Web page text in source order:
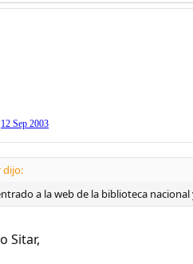
12 Sep 2003
dijo:
a la web de la biblioteca
Sitar,